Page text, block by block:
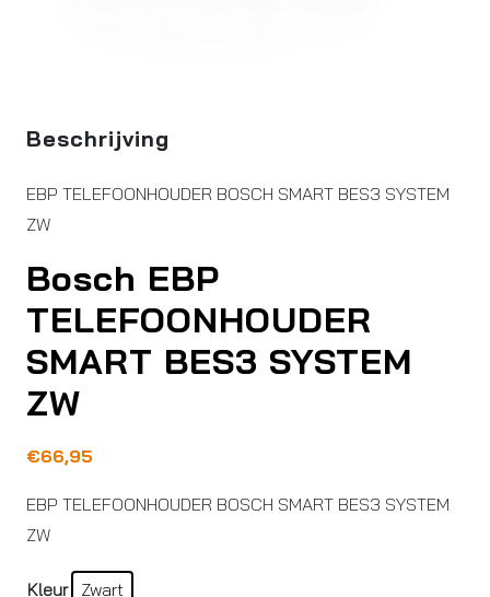
Beschrijving
EBP TELEFOONHOUDER BOSCH SMART BES3 SYSTEM
ZW
Bosch EBP
TELEFOONHOUDER
SMART BES3 SYSTEM
ZW
€66,95
EBP TELEFOONHOUDER BOSCH SMART BES3 SYSTEM
ZW
Kleur Zwart